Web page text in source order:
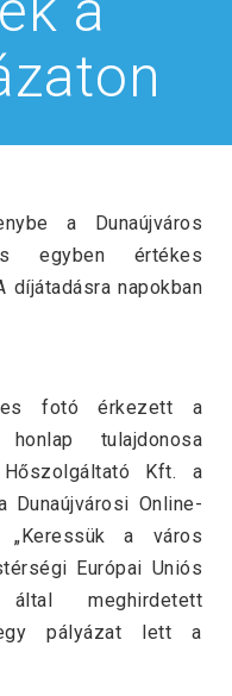
a Dunaújváros
egyben értékes
díjátadásra napokban
fotó érkezett a
tulajdonosa
Hőszolgáltató Kft. a
Dunaújvárosi Online-
a város
Európai Uniós
meghirdetett
pályázat lett a